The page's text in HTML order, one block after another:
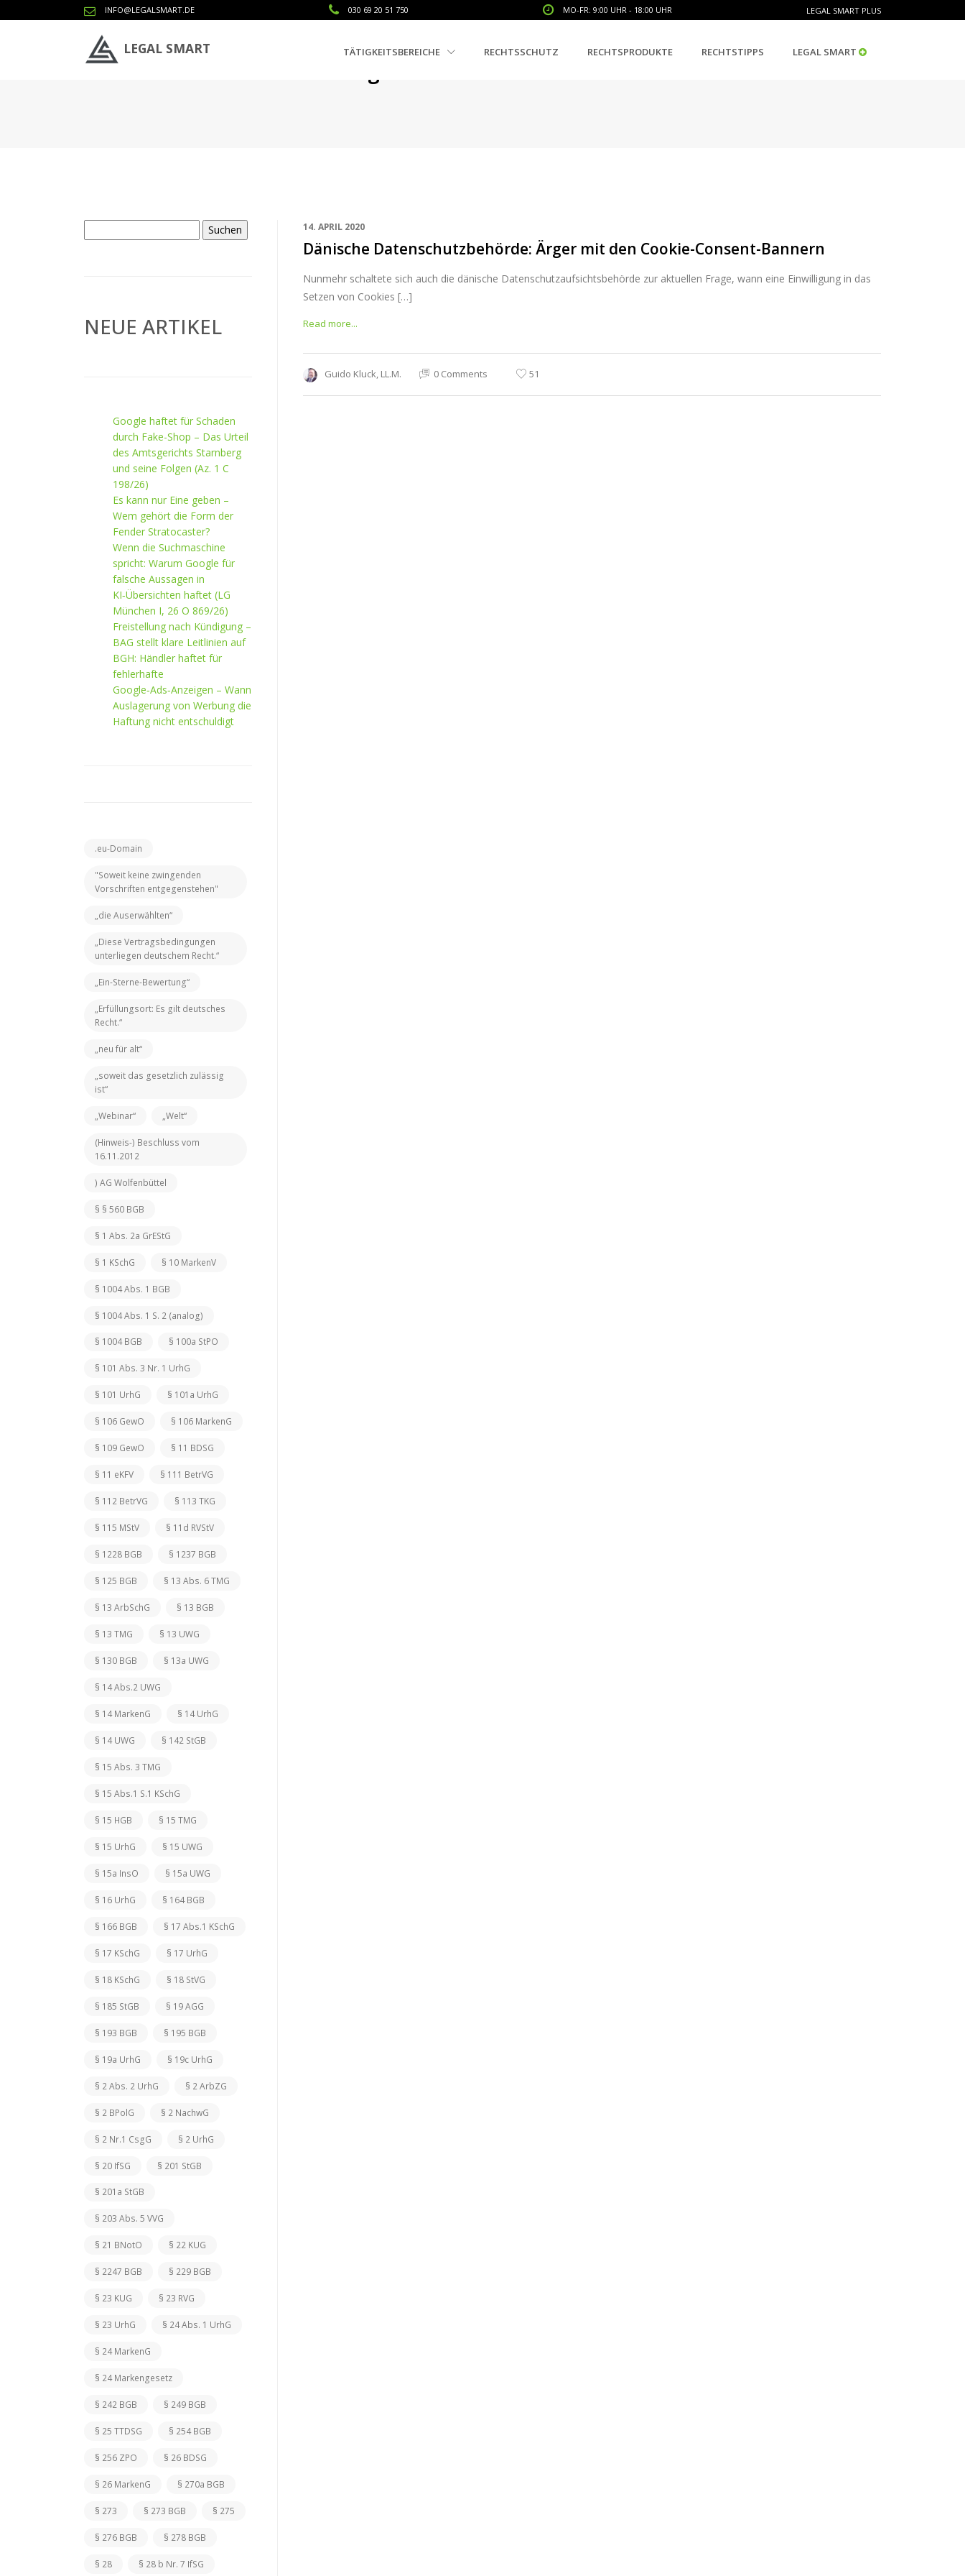
INFO@LEGALSMART.DE 030 69 20 51 750 MO-FR: 9:00 UHR - 18:00 UHR LEGAL SMART PLUS
LEGAL SMART TÄTIGKEITSBEREICHE RECHTSSCHUTZ RECHTSPRODUKTE RECHTSTIPPS LEGAL SMART
14. APRIL 2020
Dänische Datenschutzbehörde: Ärger mit den Cookie-Consent-Bannern
Nunmehr schaltete sich auch die dänische Datenschutzaufsichtsbehörde zur aktuellen Frage, wann eine Einwilligung in das
Setzen von Cookies […]
Read more...
Guido Kluck, LL.M. 0 Comments 51
nach:
NEUE ARTIKEL
Google haftet für Schaden
durch Fake-Shop – Das Urteil
des Amtsgerichts Starnberg
und seine Folgen (Az. 1 C
198/26)
Es kann nur Eine geben –
Wem gehört die Form der
Fender Stratocaster?
Wenn die Suchmaschine
spricht: Warum Google für
falsche Aussagen in
KI‑Übersichten haftet (LG
München I, 26 O 869/26)
Freistellung nach Kündigung –
BAG stellt klare Leitlinien auf
BGH: Händler haftet für
fehlerhafte
Google‑Ads‑Anzeigen – Wann
Auslagerung von Werbung die
Haftung nicht entschuldigt
.eu-Domain
"Soweit keine zwingenden
Vorschriften entgegenstehen"
„die Auserwählten“
„Diese Vertragsbedingungen
unterliegen deutschem Recht.“
„Ein-Sterne-Bewertung“
„Erfüllungsort: Es gilt deutsches
Recht.“
„neu für alt“
„soweit das gesetzlich zulässig
ist“
„Webinar“ „Welt“
(Hinweis-) Beschluss vom
16.11.2012
) AG Wolfenbüttel
§ § 560 BGB
§ 1 Abs. 2a GrEStG
§ 1 KSchG § 10 MarkenV
§ 1004 Abs. 1 BGB
§ 1004 Abs. 1 S. 2 (analog)
§ 1004 BGB § 100a StPO
§ 101 Abs. 3 Nr. 1 UrhG
§ 101 UrhG § 101a UrhG
§ 106 GewO § 106 MarkenG
§ 109 GewO § 11 BDSG
§ 11 eKFV § 111 BetrVG
§ 112 BetrVG § 113 TKG
§ 115 MStV § 11d RVStV
§ 1228 BGB § 1237 BGB
§ 125 BGB § 13 Abs. 6 TMG
§ 13 ArbSchG § 13 BGB
§ 13 TMG § 13 UWG
§ 130 BGB § 13a UWG
§ 14 Abs.2 UWG
§ 14 MarkenG § 14 UrhG
§ 14 UWG § 142 StGB
§ 15 Abs. 3 TMG
§ 15 Abs.1 S.1 KSchG
§ 15 HGB § 15 TMG
§ 15 UrhG § 15 UWG
§ 15a InsO § 15a UWG
§ 16 UrhG § 164 BGB
§ 166 BGB § 17 Abs.1 KSchG
§ 17 KSchG § 17 UrhG
§ 18 KSchG § 18 StVG
§ 185 StGB § 19 AGG
§ 193 BGB § 195 BGB
§ 19a UrhG § 19c UrhG
§ 2 Abs. 2 UrhG § 2 ArbZG
§ 2 BPolG § 2 NachwG
§ 2 Nr.1 CsgG § 2 UrhG
§ 20 IfSG § 201 StGB
§ 201a StGB
§ 203 Abs. 5 VVG
§ 21 BNotO § 22 KUG
§ 2247 BGB § 229 BGB
§ 23 KUG § 23 RVG
§ 23 UrhG § 24 Abs. 1 UrhG
§ 24 MarkenG
§ 24 Markengesetz
§ 242 BGB § 249 BGB
§ 25 TTDSG § 254 BGB
§ 256 ZPO § 26 BDSG
§ 26 MarkenG § 270a BGB
§ 273 § 273 BGB § 275
§ 276 BGB § 278 BGB
§ 28 § 28 b Nr. 7 IfSG